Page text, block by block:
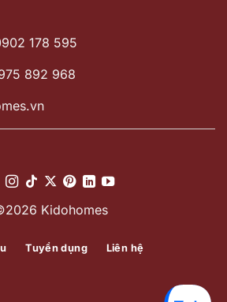
178 595
892 968
Kidohomes
Tuyển dụng Liên hệ